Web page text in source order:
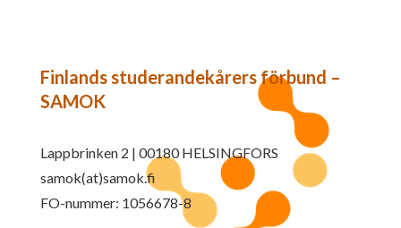
Finlands studerandekårers förbund –
SAMOK
Lappbrinken 2 | 00180 HELSINGFORS
samok(at)samok.fi
FO-nummer: 1056678-8